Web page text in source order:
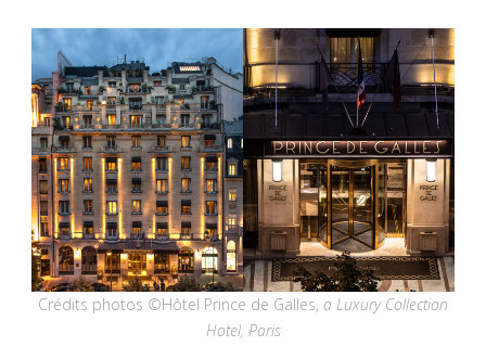
Crédits photos ©Hôtel Prince de Galles, a Luxury Collection
Hotel, Paris